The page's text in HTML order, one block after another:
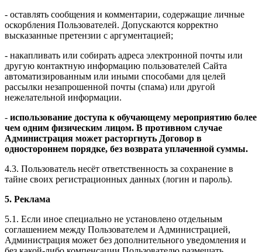
- оставлять сообщения и комментарии, содержащие личные
оскорбления Пользователей. Допускаются корректно
высказанные претензии с аргументацией;
- накапливать или собирать адреса электронной почты или
другую контактную информацию пользователей Сайта
автоматизированным или иными способами для целей
рассылки незапрошенной почты (спама) или другой
нежелательной информации.
- использование доступа к обучающему мероприятию более
чем одним физическим лицом. В противном случае
Администрация может расторгнуть Договор в
одностороннем порядке, без возврата уплаченной суммы.
4.3. Пользователь несёт ответственность за сохранение в
тайне своих регистрационных данных (логин и пароль).
5. Реклама
5.1. Если иное специально не установлено отдельным
соглашением между Пользователем и Администрацией,
Администрация может без дополнительного уведомления и